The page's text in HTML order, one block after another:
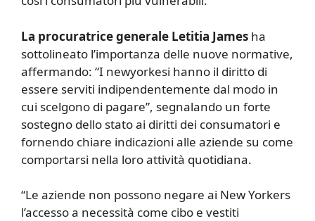
La procuratrice generale Letitia James ha
sottolineato l’importanza delle nuove normative,
affermando: “I newyorkesi hanno il diritto di
essere serviti indipendentemente dal modo in
cui scelgono di pagare”, segnalando un forte
sostegno dello stato ai diritti dei consumatori e
fornendo chiare indicazioni alle aziende su come
comportarsi nella loro attività quotidiana.
“Le aziende non possono negare ai New Yorkers
l’accesso a necessità come cibo e vestiti